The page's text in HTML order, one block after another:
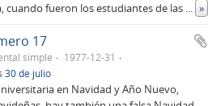
cuando fueron los estudiantes de las ... »
17
simple
1977-12-31
30 de julio
en Navidad y Año Nuevo,